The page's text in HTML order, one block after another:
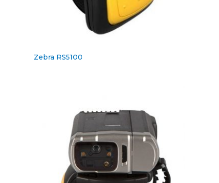
Zebra RS5100